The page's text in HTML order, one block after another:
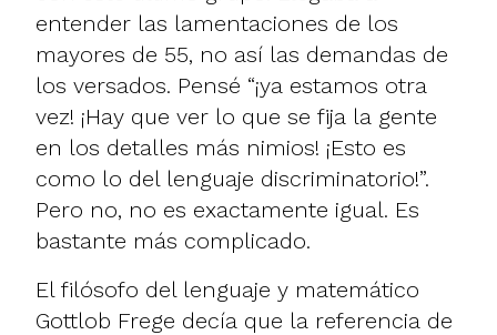
entender las lamentaciones de los
mayores de 55, no así las demandas de
los versados. Pensé “¡ya estamos otra
vez! ¡Hay que ver lo que se fija la gente
en los detalles más nimios! ¡Esto es
como lo del lenguaje discriminatorio!”.
Pero no, no es exactamente igual. Es
bastante más complicado.
El filósofo del lenguaje y matemático
Gottlob Frege decía que la referencia de